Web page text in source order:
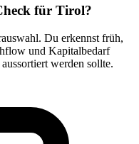
für Tirol?
Du erkennst früh,
und Kapitalbedarf
werden sollte.